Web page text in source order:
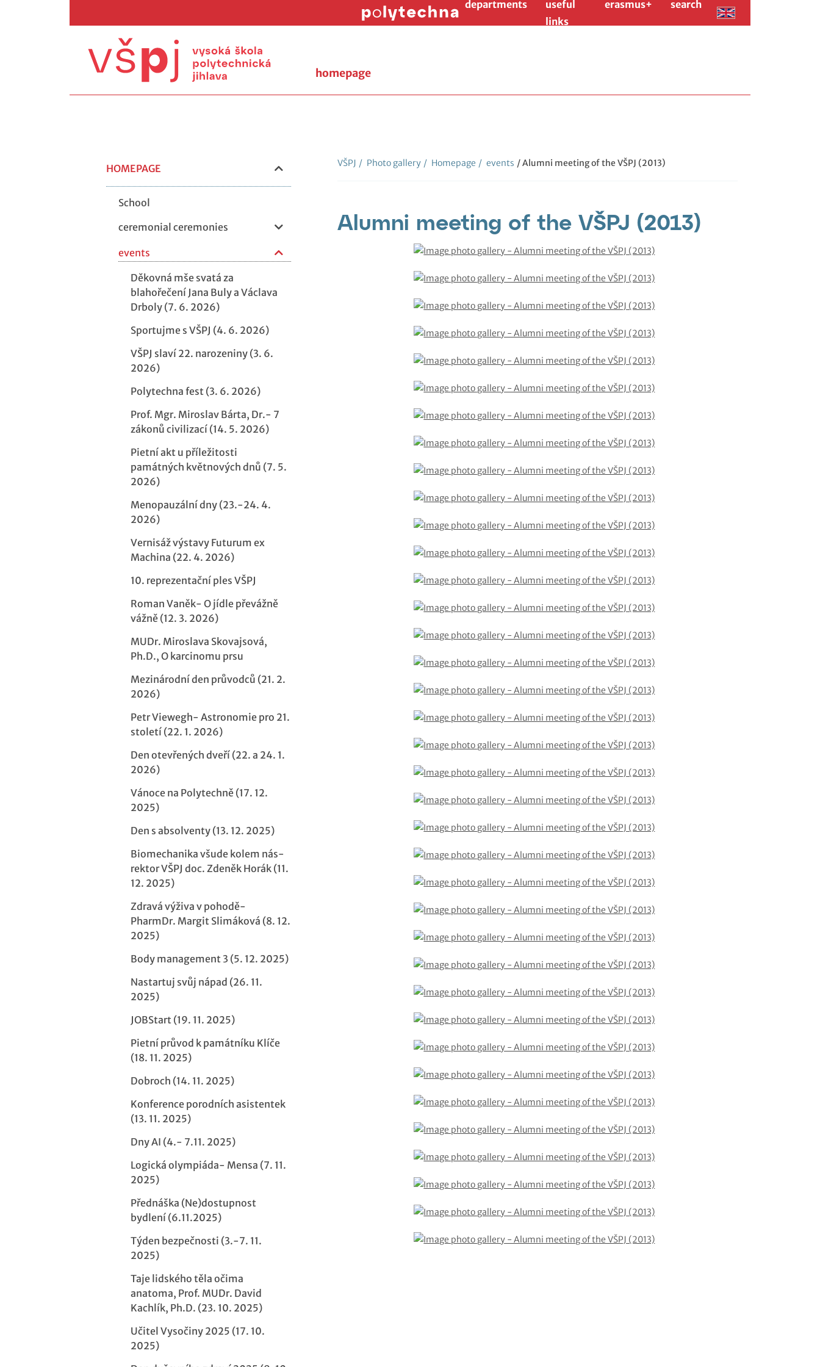
departments
useful
links
erasmus+ search
homepage
HOMEPAGE
School
ceremonial ceremonies
events
Děkovná mše svatá za
blahořečení Jana Buly a Václava
Drboly (7. 6. 2026)
Sportujme s VŠPJ (4. 6. 2026)
VŠPJ slaví 22. narozeniny (3. 6.
2026)
Polytechna fest (3. 6. 2026)
Prof. Mgr. Miroslav Bárta, Dr.- 7
zákonů civilizací (14. 5. 2026)
Pietní akt u příležitosti
památných květnových dnů (7. 5.
2026)
Menopauzální dny (23.-24. 4.
2026)
Vernisáž výstavy Futurum ex
Machina (22. 4. 2026)
10. reprezentační ples VŠPJ
Roman Vaněk- O jídle převážně
vážně (12. 3. 2026)
MUDr. Miroslava Skovajsová,
Ph.D., O karcinomu prsu
Mezinárodní den průvodců (21. 2.
2026)
Petr Viewegh- Astronomie pro 21.
století (22. 1. 2026)
Den otevřených dveří (22. a 24. 1.
2026)
Vánoce na Polytechně (17. 12.
2025)
Den s absolventy (13. 12. 2025)
Biomechanika všude kolem nás-
rektor VŠPJ doc. Zdeněk Horák (11.
12. 2025)
Zdravá výživa v pohodě-
PharmDr. Margit Slimáková (8. 12.
2025)
Body management 3 (5. 12. 2025)
Nastartuj svůj nápad (26. 11.
2025)
JOBStart (19. 11. 2025)
Pietní průvod k památníku Klíče
(18. 11. 2025)
Dobroch (14. 11. 2025)
Konference porodních asistentek
(13. 11. 2025)
Dny AI (4.- 7.11. 2025)
Logická olympiáda- Mensa (7. 11.
2025)
Přednáška (Ne)dostupnost
bydlení (6.11.2025)
Týden bezpečnosti (3.-7. 11.
2025)
Taje lidského těla očima
anatoma, Prof. MUDr. David
Kachlík, Ph.D. (23. 10. 2025)
Učitel Vysočiny 2025 (17. 10.
2025)
VŠPJ / Photo gallery / Homepage / events / Alumni meeting of the VŠPJ (2013)
Alumni meeting of the VŠPJ (2013)